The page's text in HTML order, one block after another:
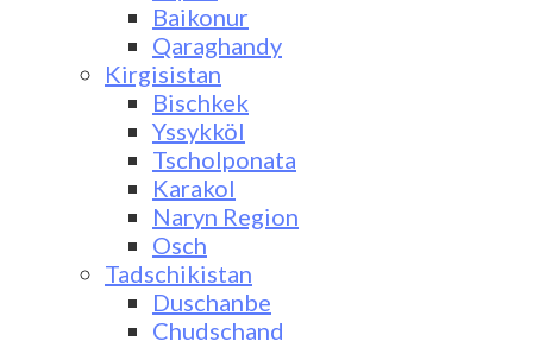
Baikonur
Qaraghandy
Kirgisistan
Bischkek
Yssykköl
Tscholponata
Karakol
Naryn Region
Osch
Tadschikistan
Duschanbe
Chudschand